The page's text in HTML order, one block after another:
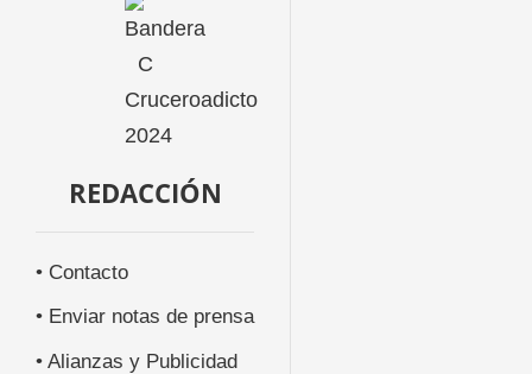
REDACCIÓN
• Contacto
• Enviar notas de prensa
• Alianzas y Publicidad